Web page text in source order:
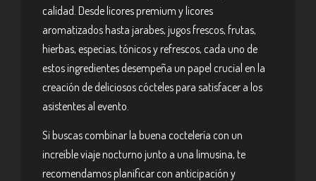
calidad. Desde licores premium y licores
aromatizados hasta jarabes, jugos frescos, frutas,
hierbas, especias, tónicos y refrescos, cada uno de
estos ingredientes desempeña un papel crucial en la
creación de deliciosos cócteles para satisfacer a los
asistentes al evento.
Si buscas combinar la buena coctelería con un
increíble viaje nocturno junto a una limusina, te
recomendamos planificar con anticipación y